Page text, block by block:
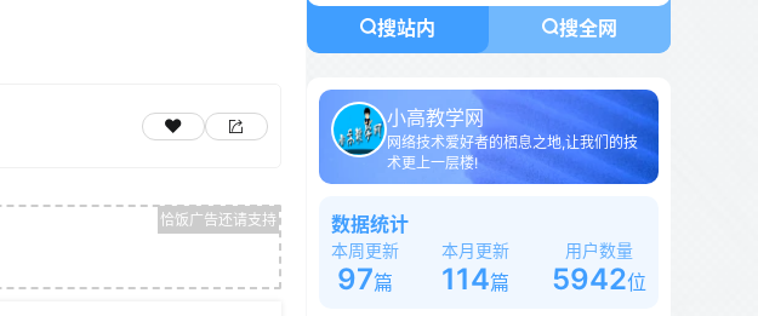
搜站内 搜全网
小高教学网
网络技术爱好者的栖息之地,让我们的技
术更上一层楼!
数据统计
本周更新
97篇
本月更新
114篇
用户数量
5942位